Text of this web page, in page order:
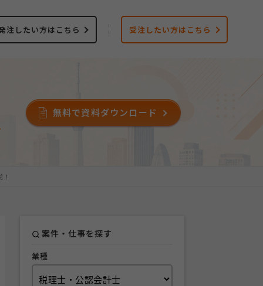
注したい方はこちら 受注したい方はこちら
無料で資料ダウンロード
案件・仕事を探す
業種